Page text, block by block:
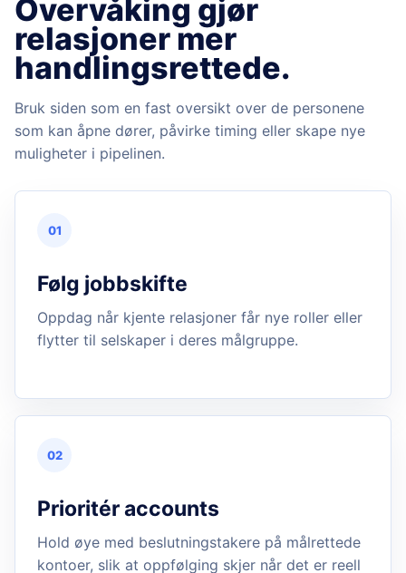
Overvåking gjør
relasjoner mer
handlingsrettede.
Bruk siden som en fast oversikt over de personene
som kan åpne dører, påvirke timing eller skape nye
muligheter i pipelinen.
01
Følg jobbskifte
Oppdag når kjente relasjoner får nye roller eller
flytter til selskaper i deres målgruppe.
02
Prioritér accounts
Hold øye med beslutningstakere på målrettede
kontoer, slik at oppfølging skjer når det er reell